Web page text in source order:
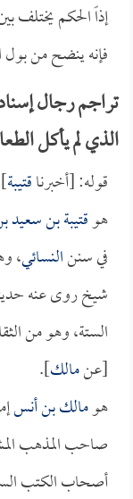
إذاً الحكم يختلف
فإنه ينضح من بول
تراجم رجال
الذي لم يأكل
قوله: [أخبرناقتيبة
هوقتيبة بن
في سننالنسائي،
شيخ روى عنه
الستة، وهو من
[عنمالك].
هومالك بن أنس
صاحب المذهب
أصحاب الكتب